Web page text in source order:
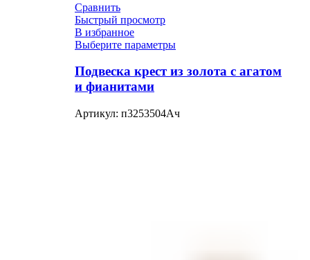
Сравнить
Быстрый просмотр
В избранное
Выберите параметры
Подвеска крест из золота с агатом
и фианитами
Артикул: п3253504Ач